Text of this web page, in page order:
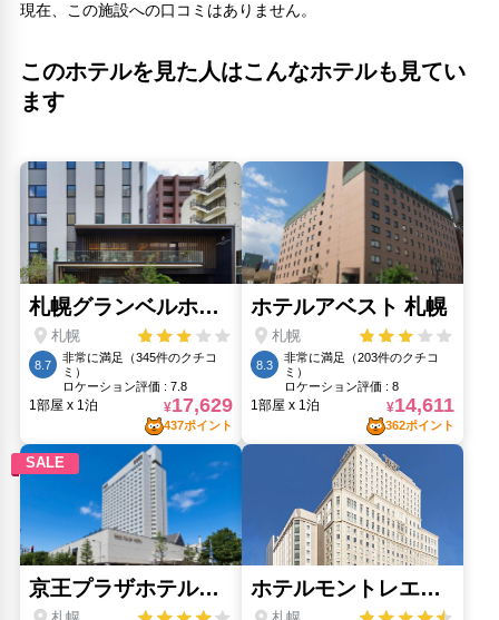
新ラーメン横丁(710m)
札幌コンサートホール(540m)
札幌コンサートホールKitara(510m)
札幌市天文台(440m)
札幌護国神社(950m)
東本願寺(420m)
水天宮(170m)
水車町公園(1.03km)
泉像(1.26km)
苗穂公園(3.87km)
豊川稲荷札幌別院(350m)
豊平館(360m)
資生館小学校駅(710m)
人気スポット
すすきの(710m)
北海道庁(1.68km)
大通公園(1.25km)
時計台(1.48km)
札幌地下歩行者空間(1.74km)
白い恋人公園(7.95km)
藻岩山(3.87km)
現在、この施設への口コミはありません。
このホテルを見た人はこんなホテルも見てい
ます